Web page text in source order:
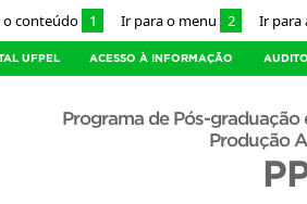
o conteúdo 1 Ir para o menu 2 Ir para
UFPEL ACESSO À INFORMAÇÃO
Programa de Pós-graduação
Produção